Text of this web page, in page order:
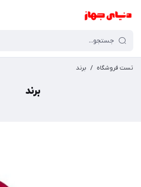
تست فروشگاه / برند
برند